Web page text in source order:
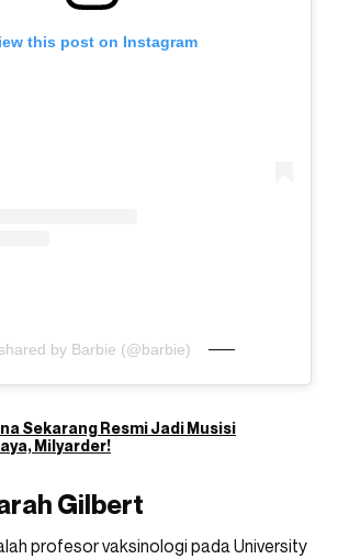
this post on Instagram
by Barbie (@barbie)
Sekarang Resmi Jadi Musisi
Milyarder!
Gilbert
profesor vaksinologi pada University